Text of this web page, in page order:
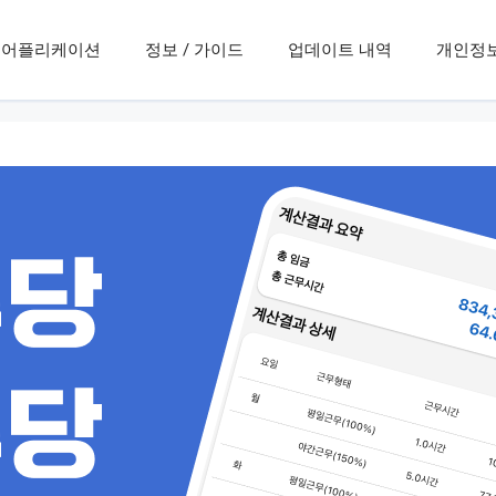
어플리케이션 정보 / 가이드 업데이트 내역 개인정